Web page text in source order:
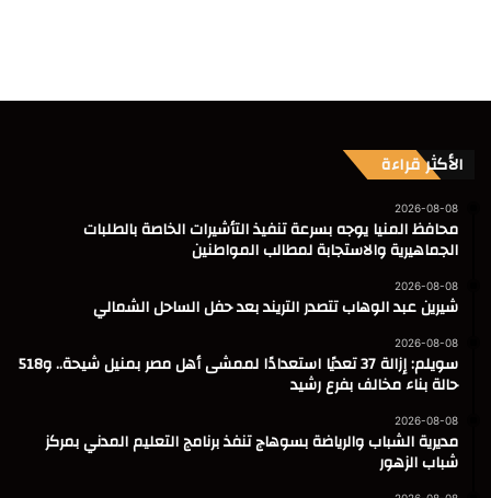
الأكثر قراءة
2026-08-08
محافظ المنيا يوجه بسرعة تنفيذ التأشيرات الخاصة بالطلبات
الجماهيرية والاستجابة لمطالب المواطنين
2026-08-08
شيرين عبد الوهاب تتصدر التريند بعد حفل الساحل الشمالي
2026-08-08
سويلم: إزالة 37 تعديًا استعدادًا لممشى أهل مصر بمنيل شيحة.. و518
حالة بناء مخالف بفرع رشيد
2026-08-08
مديرية الشباب والرياضة بسوهاج تنفذ برنامج التعليم المدني بمركز
شباب الزهور